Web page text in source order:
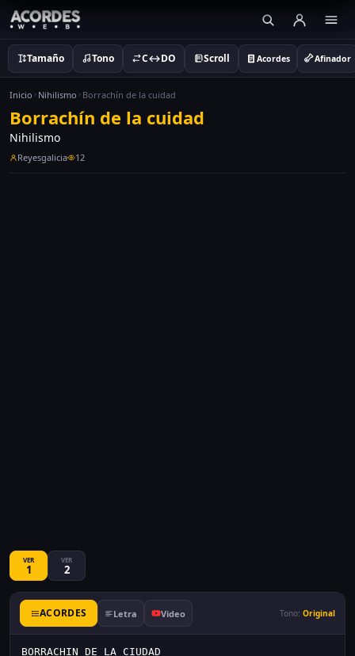
Tamaño Tono C↔DO Scroll Acordes Afinador
Inicio Nihilismo Borrachín de la cuidad
Borrachín de la cuidad
Nihilismo
Reyesgalicia 12
VER
1
VER
2
ACORDES Letra Video Tono: Original
BORRACHIN DE LA CIUDAD